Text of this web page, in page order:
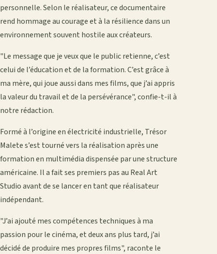
personnelle. Selon le réalisateur, ce documentaire
rend hommage au courage et à la résilience dans un
environnement souvent hostile aux créateurs.
"Le message que je veux que le public retienne, c’est
celui de l’éducation et de la formation. C’est grâce à
ma mère, qui joue aussi dans mes films, que j’ai appris
la valeur du travail et de la persévérance", confie-t-il à
notre rédaction.
Formé à l’origine en électricité industrielle, Trésor
Malete s’est tourné vers la réalisation après une
formation en multimédia dispensée par une structure
américaine. Il a fait ses premiers pas au Real Art
Studio avant de se lancer en tant que réalisateur
indépendant.
"J’ai ajouté mes compétences techniques à ma
passion pour le cinéma, et deux ans plus tard, j’ai
décidé de produire mes propres films", raconte le